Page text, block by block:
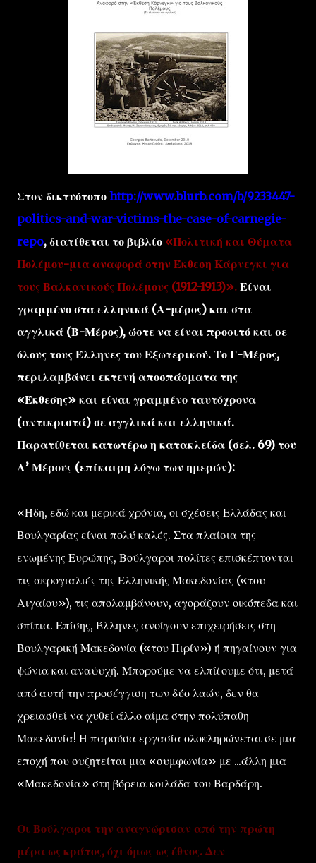
Στον δικτυότοπο http://www.blurb.com/b/9233447-
politics-and-war-victims-the-case-of-carnegie-
repo, διατίθεται το βιβλίο «Πολιτική και Θύματα
Πολέμου-μια αναφορά στην Έκθεση Κάρνεγκι για
τους Βαλκανικούς Πολέμους (1912-1913)». Είναι
γραμμένο στα ελληνικά (Α-μέρος) και στα
αγγλικά (Β-Μέρος), ώστε να είναι προσιτό και σε
όλους τους Έλληνες του Εξωτερικού. Το Γ-Μέρος,
περιλαμβάνει εκτενή αποσπάσματα της
«Έκθεσης» και είναι γραμμένο ταυτόχρονα
(αντικριστά) σε αγγλικά και ελληνικά.
Παρατίθεται κατωτέρω η κατακλείδα (σελ. 69) του
Α’ Μέρους (επίκαιρη λόγω των ημερών):
«Ήδη, εδώ και μερικά χρόνια, οι σχέσεις Ελλάδας και
Βουλγαρίας είναι πολύ καλές. Στα πλαίσια της
ενωμένης Ευρώπης, Βούλγαροι πολίτες επισκέπτονται
τις ακρογιαλιές της Ελληνικής Μακεδονίας («του
Αιγαίου»), τις απολαμβάνουν, αγοράζουν οικόπεδα και
σπίτια. Επίσης, Έλληνες ανοίγουν επιχειρήσεις στη
Βουλγαρική Μακεδονία («του Πιρίν») ή πηγαίνουν για
ψώνια και αναψυχή. Μπορούμε να ελπίζουμε ότι, μετά
από αυτή την προσέγγιση των δύο λαών, δεν θα
χρειασθεί να χυθεί άλλο αίμα στην πολύπαθη
Μακεδονία! Η παρούσα εργασία ολοκληρώνεται σε μια
εποχή που συζητείται μια «συμφωνία» με ...άλλη μια
«Μακεδονία» στη βόρεια κοιλάδα του Βαρδάρη.
Οι Βούλγαροι την αναγνώρισαν από την πρώτη
μέρα ως κράτος, όχι όμως ως έθνος. Δεν